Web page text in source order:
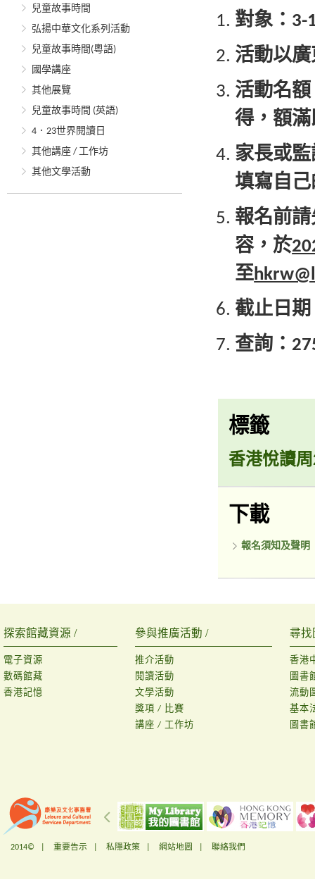
兒童故事時間
弘揚中華文化系列活動
兒童故事時間(粵語)
國學講座
其他展覽
兒童故事時間 (英語)
4．23世界閱讀日
其他講座 / 工作坊
其他文學活動
對象： 3-
活動以
活動名額
得，額
家長或
填寫自
報名前
容，於
至
截止日期
查詢：
標籤
香港悅讀周
下載
報名須知及聲明
探索館藏資源 /
電子資源
數碼館藏
香港記憶
參與推廣活動 /
推介活動
閱讀活動
文學活動
獎項 / 比賽
講座 / 工作坊
尋找
香港
圖書
流動
基本
圖書
2014© | 重要告示 私隱政策 網站地圖 聯絡我們